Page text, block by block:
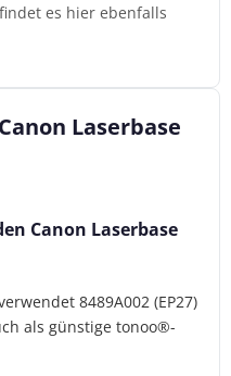
es hier ebenfalls
Laserbase
Canon Laserbase
8489A002 (EP27)
als günstige tonoo®-